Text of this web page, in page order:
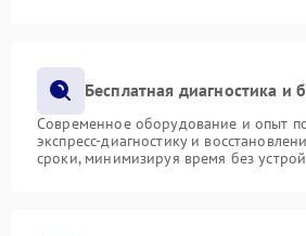
Бесплатная диагностика и
Современное оборудование и опыт
экспресс-диагностику и
сроки, минимизируя время без